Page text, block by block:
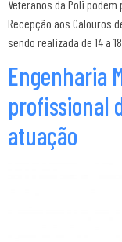
Veteranos da Poli
Recepção aos Calouros
sendo realizada de 14 a
Engenharia
profissional
atuação